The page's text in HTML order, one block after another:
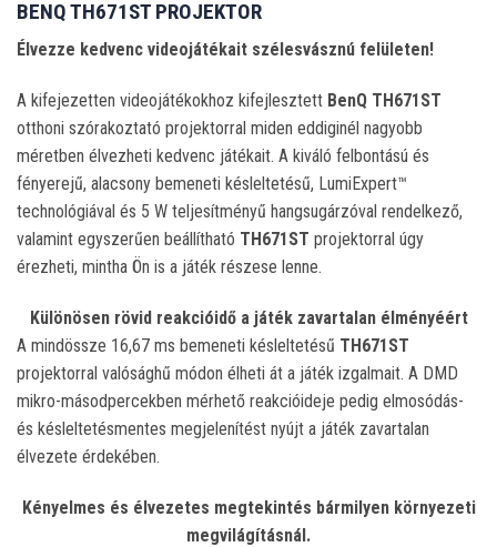
BENQ TH671ST PROJEKTOR
Élvezze kedvenc videojátékait szélesvásznú felületen!
A kifejezetten videojátékokhoz kifejlesztett BenQ TH671ST
otthoni szórakoztató projektorral miden eddiginél nagyobb
méretben élvezheti kedvenc játékait. A kiváló felbontású és
fényerejű, alacsony bemeneti késleltetésű, LumiExpert™
technológiával és 5 W teljesítményű hangsugárzóval rendelkező,
valamint egyszerűen beállítható TH671ST projektorral úgy
érezheti, mintha Ön is a játék részese lenne.
Különösen rövid reakcióidő a játék zavartalan élményéért
A mindössze 16,67 ms bemeneti késleltetésű TH671ST
projektorral valósághű módon élheti át a játék izgalmait. A DMD
mikro-másodpercekben mérhető reakcióideje pedig elmosódás-
és késleltetésmentes megjelenítést nyújt a játék zavartalan
élvezete érdekében.
Kényelmes és élvezetes megtekintés bármilyen környezeti
megvilágításnál.